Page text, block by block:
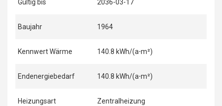
Gültig bis 2036-03-17
Baujahr 1964
Kennwert Wärme 140.8 kWh/(a⋅m²)
Endenergiebedarf 140.8 kWh/(a⋅m²)
Heizungsart Zentralheizung